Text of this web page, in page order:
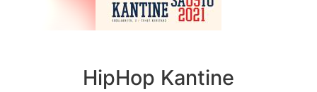
HipHop Kantine